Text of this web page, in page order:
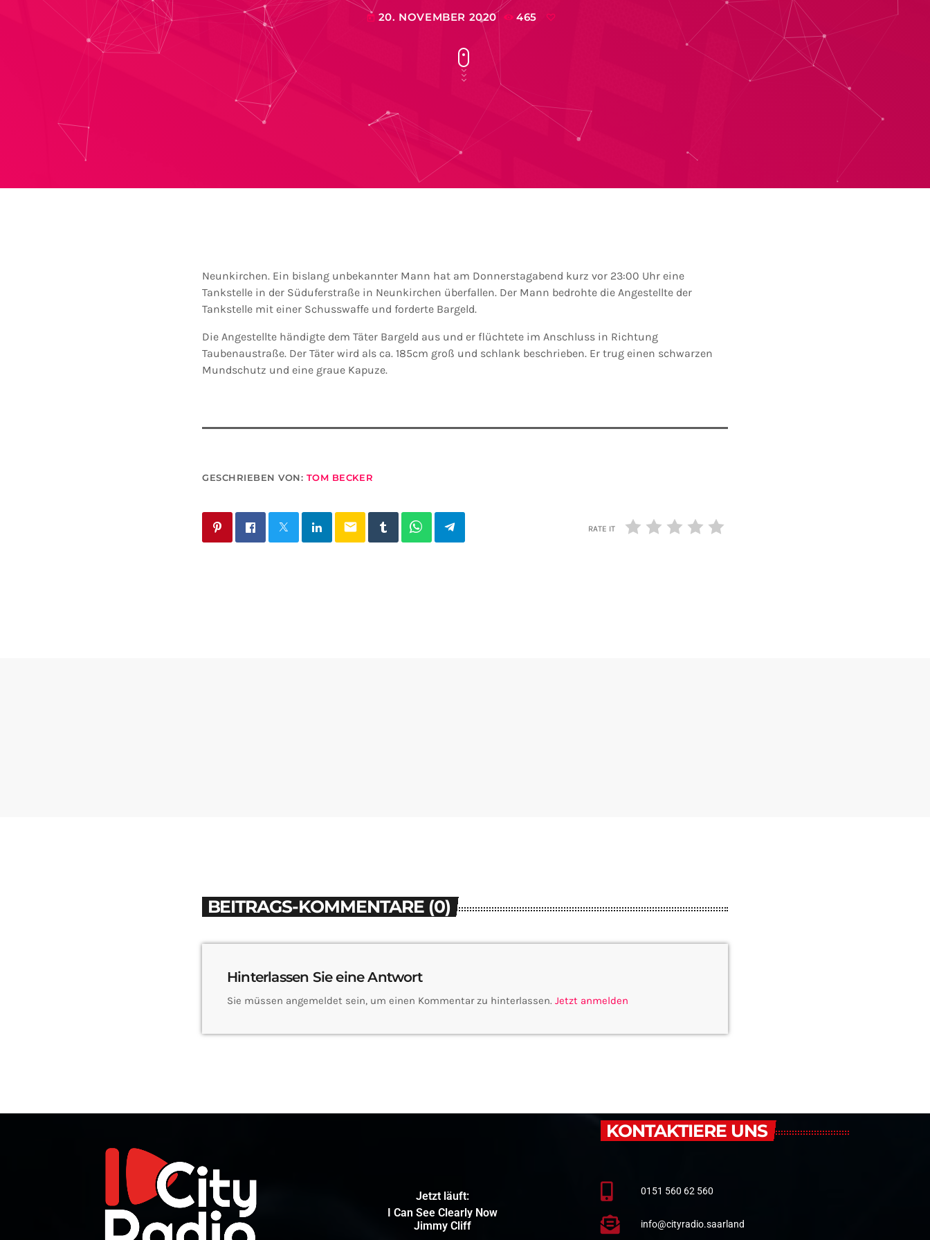
today 20. NOVEMBER 2020 465
Neunkirchen. Ein bislang unbekannter Mann hat am Donnerstagabend kurz vor 23:00 Uhr eine
Tankstelle in der Süduferstraße in Neunkirchen überfallen. Der Mann bedrohte die Angestellte der
Tankstelle mit einer Schusswaffe und forderte Bargeld.
Die Angestellte händigte dem Täter Bargeld aus und er flüchtete im Anschluss in Richtung
Taubenaustraße. Der Täter wird als ca. 185cm groß und schlank beschrieben. Er trug einen schwarzen
Mundschutz und eine graue Kapuze.
GESCHRIEBEN VON: TOM BECKER
email RATE IT
BEITRAGS-KOMMENTARE (0)
Hinterlassen Sie eine Antwort
Sie müssen angemeldet sein, um einen Kommentar zu hinterlassen. Jetzt anmelden
Jetzt läuft:
I Can See Clearly Now
Jimmy Cliff
KONTAKTIERE UNS
0151 560 62 560
info@cityradio.saarland